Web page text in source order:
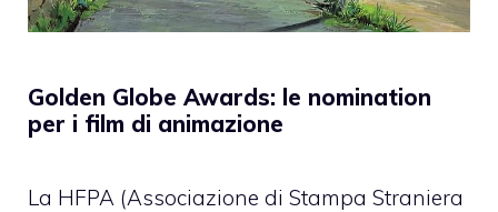
Golden Globe Awards: le nomination
per i film di animazione
La HFPA (Associazione di Stampa Straniera